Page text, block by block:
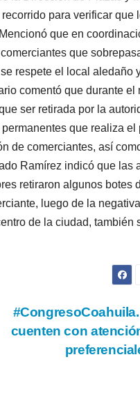
para verificar que
que en
que
respete el local aledaño
comentó que durante el
ser retirada por la
que realiza el
de comerciantes, así
Ramírez indicó que las
retiraron algunos botes
luego de la
de la ciudad, también
cuenten con